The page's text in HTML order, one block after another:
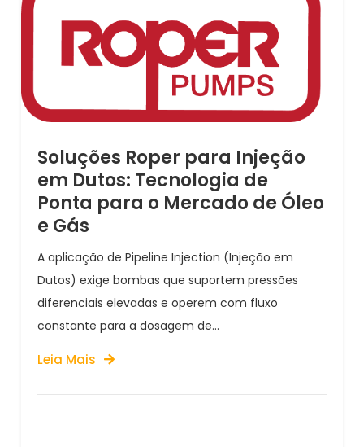
Soluções Roper para Injeção
em Dutos: Tecnologia de
Ponta para o Mercado de Óleo
e Gás
A aplicação de Pipeline Injection (Injeção em
Dutos) exige bombas que suportem pressões
diferenciais elevadas e operem com fluxo
constante para a dosagem de...
Leia Mais